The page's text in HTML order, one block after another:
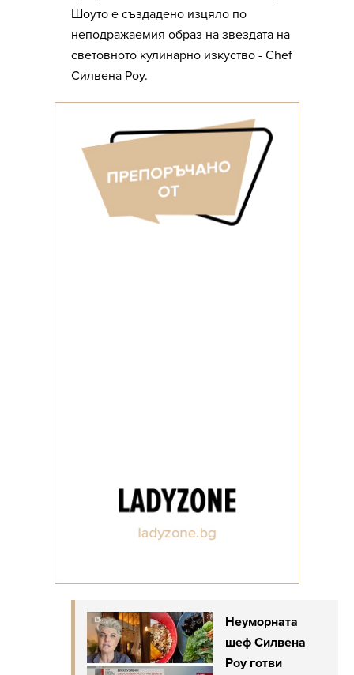
Шоуто е създадено изцяло по
неподражаемия образ на звездата на
световното кулинарно изкуство - Chef
Силвена Роу.
Неуморната
шеф Силвена
Роу готви